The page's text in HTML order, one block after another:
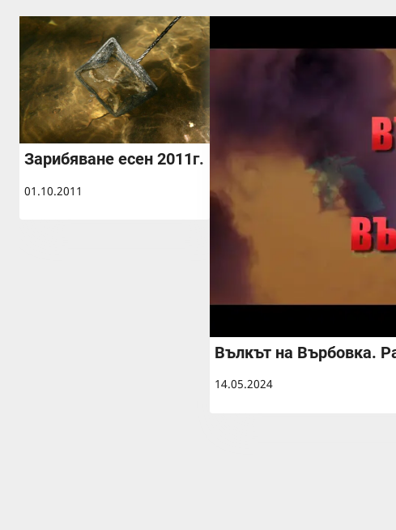
Зарибяване есен 2011г.
01.10.2011
Вълкът на Върбовка.
14.05.2024